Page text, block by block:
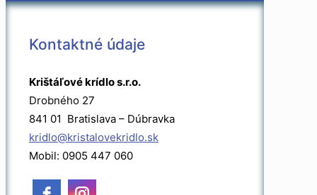
Kontaktné údaje
Krištáľové krídlo s.r.o.
Drobného 27
841 01 Bratislava – Dúbravka
kridlo@kristalovekridlo.sk
Mobil: 0905 447 060